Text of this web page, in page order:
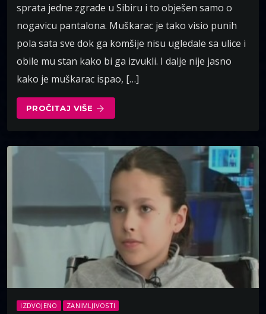
sprata jedne zgrade u Sibiru i to obješen samo o
nogavicu pantalona. Muškarac je tako visio punih
pola sata sve dok ga komšije nisu ugledale sa ulice i
obile mu stan kako bi ga izvukli. I dalje nije jasno
kako je muškarac ispao, […]
PROČITAJ VIŠE arrow_forward
IZDVOJENO ZANIMLJIVOSTI